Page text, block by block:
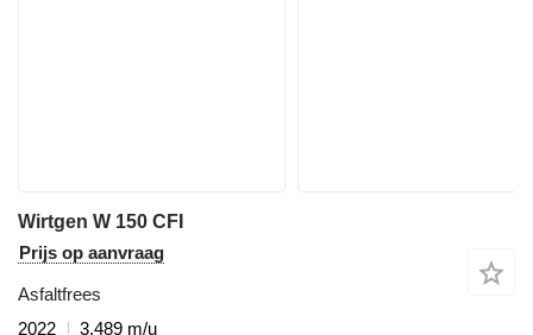
Wirtgen W 150 CFI
Prijs op aanvraag
Asfaltfrees
2022
3.489 m/u